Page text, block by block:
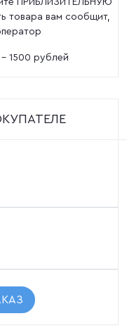
товара вам сообщит,
- 1500 рублей